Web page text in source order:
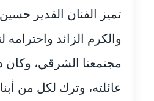
مدونة عماد مصباح
مدونة عمرو عاطف
عاملة
تميز الفنان القدير
والكرم الزائد واحترامه
مجتمعنا الشرقي، وكان
عائلته، وترك لكل من